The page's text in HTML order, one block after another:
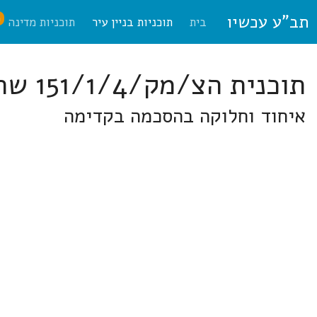
תב"ע עכשיו בית תוכניות בניין עיר תוכניות מדינה
תוכנית הצ/מק/151/1/4 שרונים
איחוד וחלוקה בהסכמה בקדימה